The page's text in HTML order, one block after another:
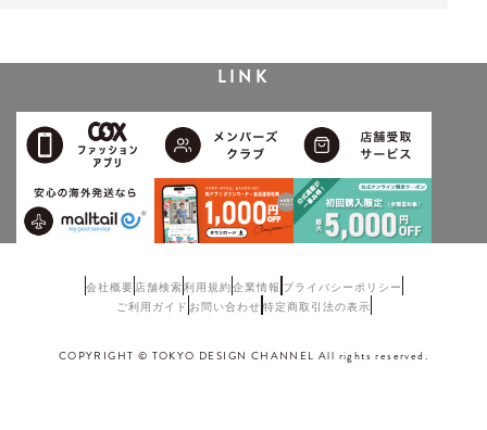
LINK
会社概要 店舗検索利用規約企業情報 プライバシーポリシー
ご利用ガイド お問い合わせ 特定商取引法の表示
COPYRIGHT © TOKYO DESIGN CHANNEL All rights reserved.